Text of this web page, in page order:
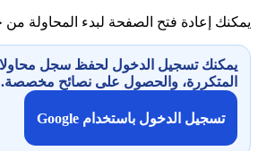
يمكنك إعادة فتح الصفحة لبدء المحاولة من
يمكنك تسجيل الدخول لحفظ سجل
المتكررة، والحصول على نصائح مخصصة.
تسجيل الدخول باستخدام Google